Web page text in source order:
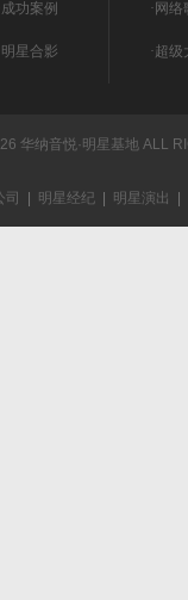
成功案例
明星合影
· 网络
·超级
华纳音悦·明星基地 ALL
明星经纪 明星演出